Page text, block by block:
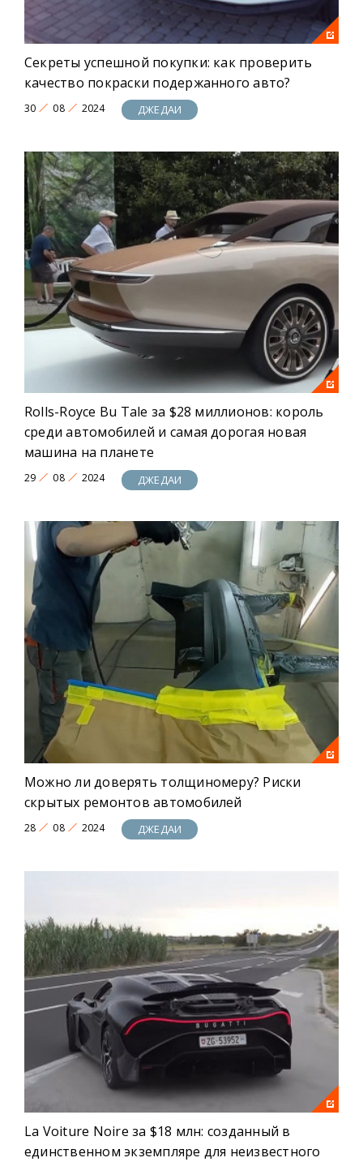
Секреты успешной покупки: как проверить
качество покраски подержанного авто?
30 08 2024 ДЖЕДАИ
Rolls-Royce Bu Tale за $28 миллионов: король
среди автомобилей и самая дорогая новая
машина на планете
29 08 2024 ДЖЕДАИ
Можно ли доверять толщиномеру? Риски
скрытых ремонтов автомобилей
28 08 2024 ДЖЕДАИ
La Voiture Noire за $18 млн: созданный в
единственном экземпляре для неизвестного